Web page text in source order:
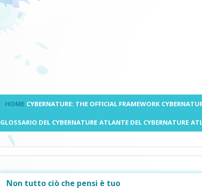
HOME CYBERNATURE: THE OFFICIAL FRAMEWORK
GLOSSARIO DEL CYBERNATURE ATLANTE DEL CYBERNATURE
Non tutto ciò che pensi è tuo